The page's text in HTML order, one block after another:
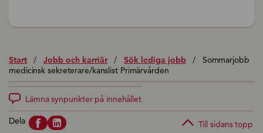
Start / Jobb och karriär / Sök lediga jobb /
Sommarjobb
medicinsk sekreterare/kanslist Primärvården
Lämna synpunkter på innehållet
Dela Till sidans topp